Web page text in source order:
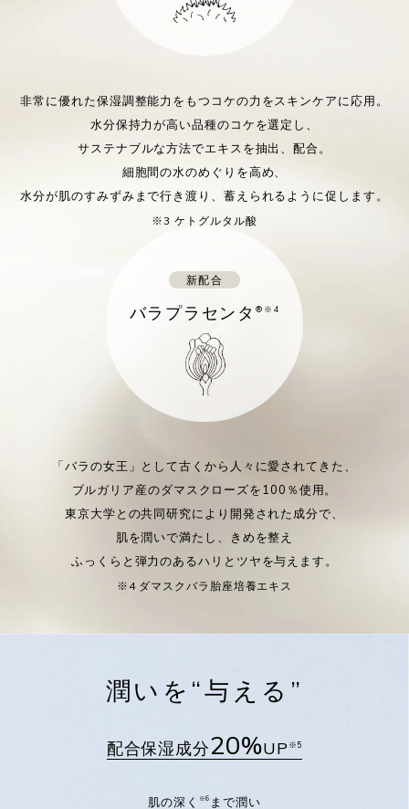
非常に優れた保湿調整能力をもつコケの力をスキンケアに応用。
水分保持力が高い品種のコケを選定し、
サステナブルな方法でエキスを抽出、配合。
細胞間の水のめぐりを高め、
水分が肌のすみずみまで行き渡り、蓄えられるように促します。
※3 ケトグルタル酸
新配合
バラプラセンタ®※4
「バラの女王」として古くから人々に愛されてきた、
ブルガリア産のダマスクローズを100％使用。
東京大学との共同研究により開発された成分で、
肌を潤いで満たし、きめを整え
ふっくらと弾力のあるハリとツヤを与えます。
※4 ダマスクバラ胎座培養エキス
潤いを“与える”
配合保湿成分20%UP ※5
肌の深く ※6 まで潤い